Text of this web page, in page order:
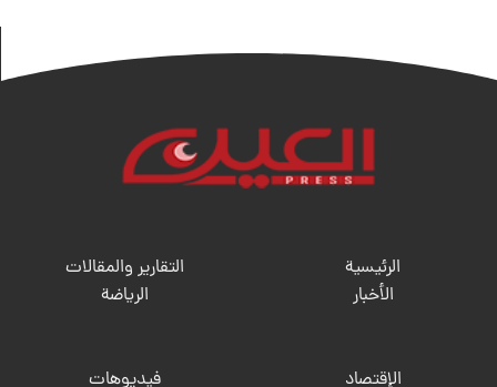
الرئيسية
الأخبار
التقارير والمقالات
الریاضة
الإقتصاد فيديوهات